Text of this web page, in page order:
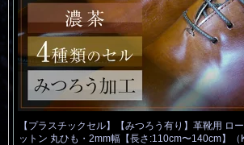
【プラスチックセル】【みつろう有り】革靴用 ロ
ットン 丸ひも・2mm幅【長さ:110cm〜140cm】（